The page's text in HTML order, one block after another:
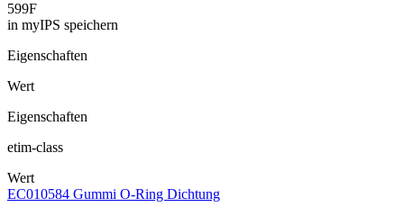
599F
in myIPS speichern
Eigenschaften
Wert
Eigenschaften
etim-class
Wert
EC010584 Gummi O-Ring Dichtung